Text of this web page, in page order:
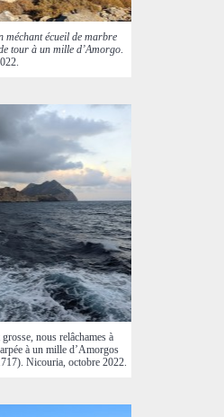
méchant écueil de marbre
tour à un mille d’Amorgo.
nous relâchames à
à un mille d’Amorgos
Nicouria, octobre 2022.